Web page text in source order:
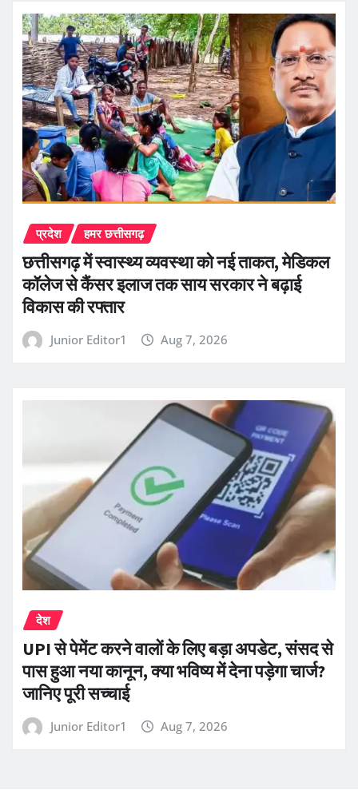
प्रदेश हमर छत्तीसगढ़
छत्तीसगढ़ में स्वास्थ्य व्यवस्था को नई ताकत, मेडिकल
कॉलेज से कैंसर इलाज तक साय सरकार ने बढ़ाई
विकास की रफ्तार
Junior Editor1 Aug 7, 2026
देश
UPI से पेमेंट करने वालों के लिए बड़ा अपडेट, संसद से
पास हुआ नया कानून, क्या भविष्य में देना पड़ेगा चार्ज?
जानिए पूरी सच्चाई
Junior Editor1 Aug 7, 2026